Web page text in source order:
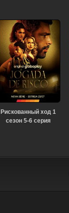
Рискованный ход 1
сезон 5-6 серия